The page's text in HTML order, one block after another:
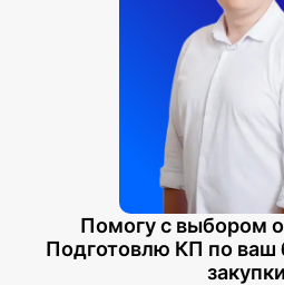
Помогу с выбором
Подготовлю КП по